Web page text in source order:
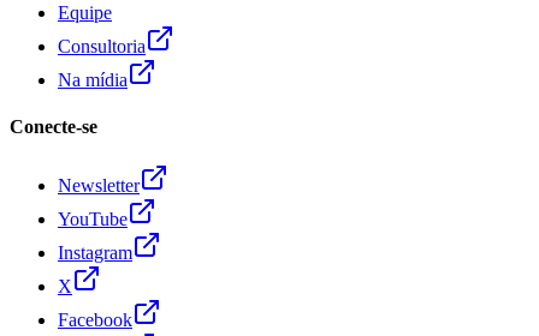
Equipe
Consultoria
Na mídia
Conecte-se
Newsletter
YouTube
Instagram
X
Facebook